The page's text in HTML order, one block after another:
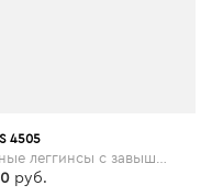
4505
руб.